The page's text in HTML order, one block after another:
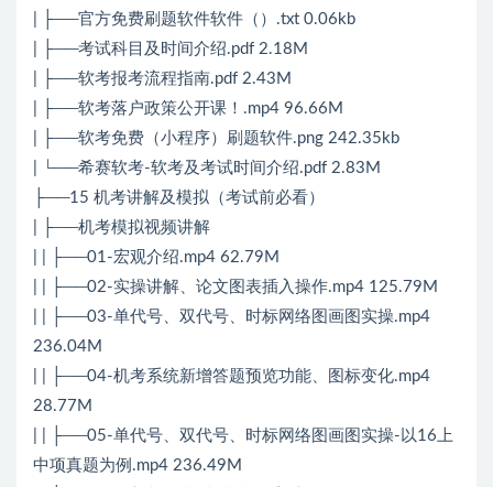
| ├──官方免费刷题软件软件（）.txt 0.06kb
| ├──考试科目及时间介绍.pdf 2.18M
| ├──软考报考流程指南.pdf 2.43M
| ├──软考落户政策公开课！.mp4 96.66M
| ├──软考免费（小程序）刷题软件.png 242.35kb
| └──希赛软考-软考及考试时间介绍.pdf 2.83M
├──15 机考讲解及模拟（考试前必看）
| ├──机考模拟视频讲解
| | ├──01-宏观介绍.mp4 62.79M
| | ├──02-实操讲解、论文图表插入操作.mp4 125.79M
| | ├──03-单代号、双代号、时标网络图画图实操.mp4
236.04M
| | ├──04-机考系统新增答题预览功能、图标变化.mp4
28.77M
| | ├──05-单代号、双代号、时标网络图画图实操-以16上
中项真题为例.mp4 236.49M